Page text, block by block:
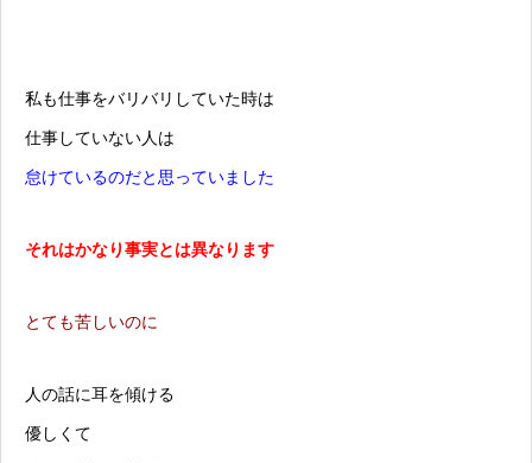
私も仕事をバリバリしていた時は
仕事していない人は
怠けているのだと思っていました
それはかなり事実とは異なります
とても苦しいのに
人の話に耳を傾ける
優しくて